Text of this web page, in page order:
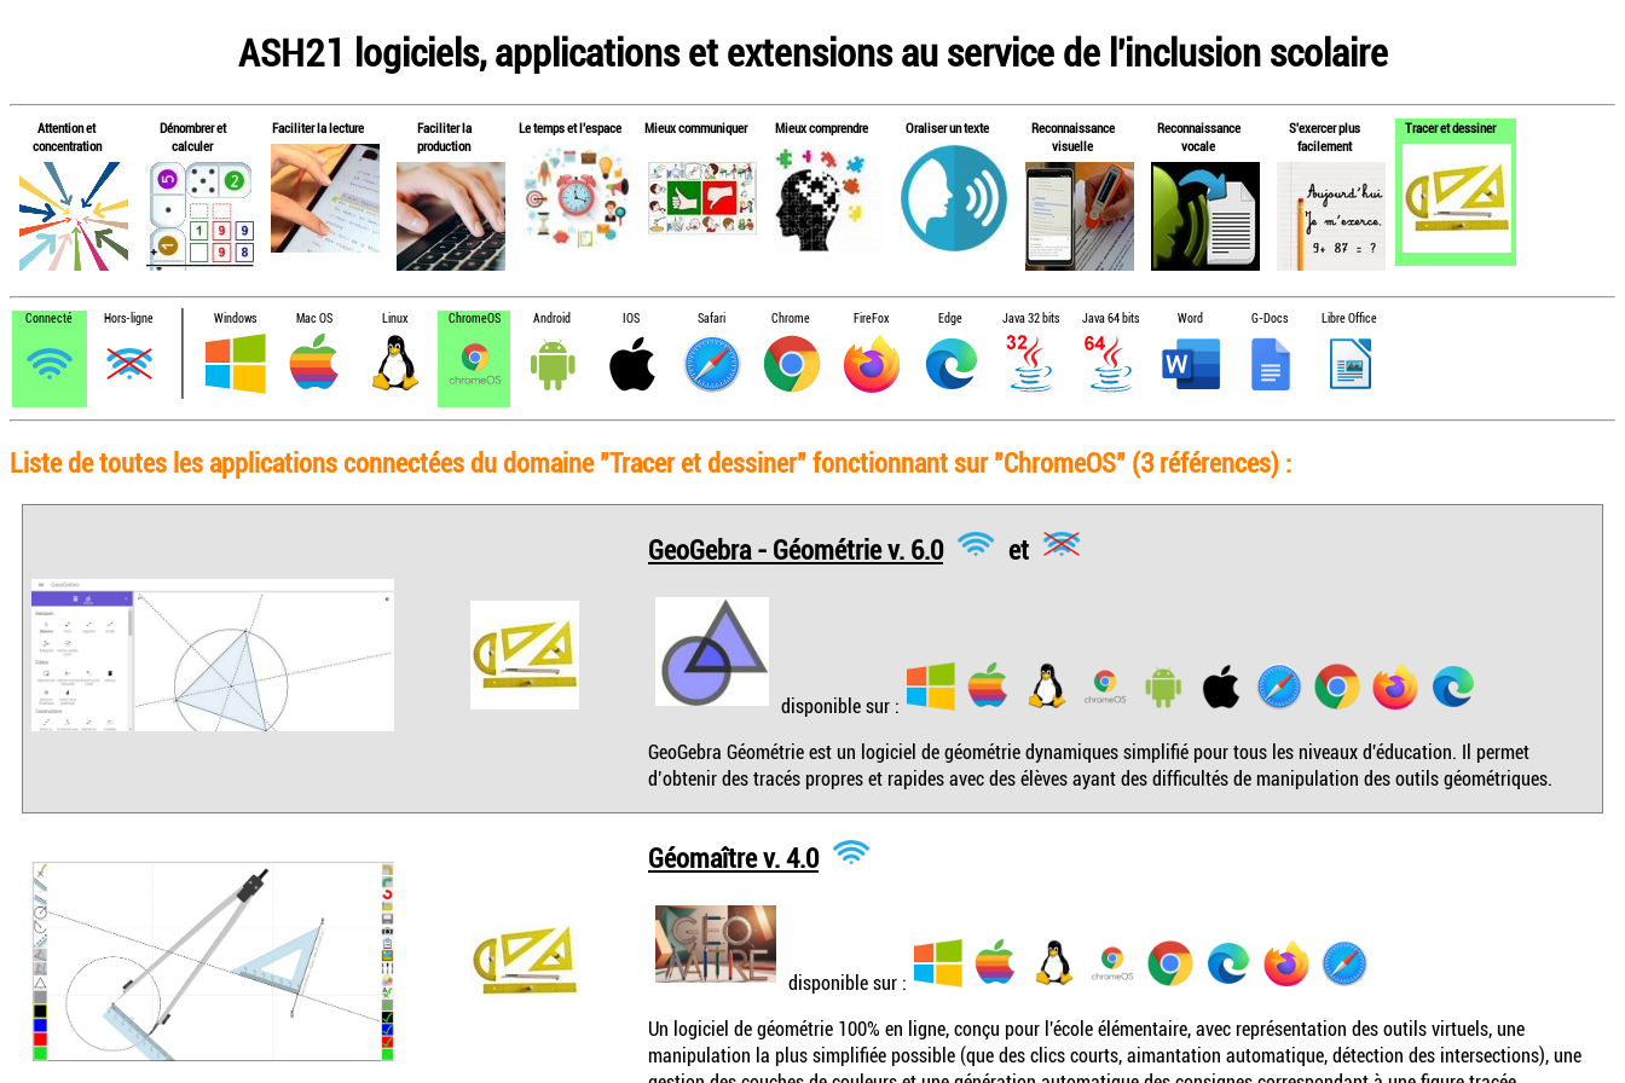
ASH21 logiciels, applications et extensions au service de l'inclusion scolaire
Attention et
concentration
Dénombrer et
calculer
Faciliter la lecture
Faciliter la
production
Le temps et l'espace Mieux communiquer Mieux comprendre Oraliser un texte
Reconnaissance
visuelle
Reconnaissance
vocale
S'exercer plus
facilement
Tracer et dessiner
Connecté Hors-ligne Windows Mac OS Linux ChromeOS Android IOS Safari Chrome FireFox Edge Java 32 bits Java 64 bits Word G-Docs Libre Office
Liste de toutes les applications connectées du domaine "Tracer et dessiner" fonctionnant sur "ChromeOS" (3 références) :
GeoGebra - Géométrie v. 6.0 et
disponible sur :
GeoGebra Géométrie est un logiciel de géométrie dynamiques simplifié pour tous les niveaux d'éducation. Il permet
d’obtenir des tracés propres et rapides avec des élèves ayant des difficultés de manipulation des outils géométriques.
Géomaître v. 4.0
disponible sur :
Un logiciel de géométrie 100% en ligne, conçu pour l'école élémentaire, avec représentation des outils virtuels, une
manipulation la plus simplifiée possible (que des clics courts, aimantation automatique, détection des intersections), une